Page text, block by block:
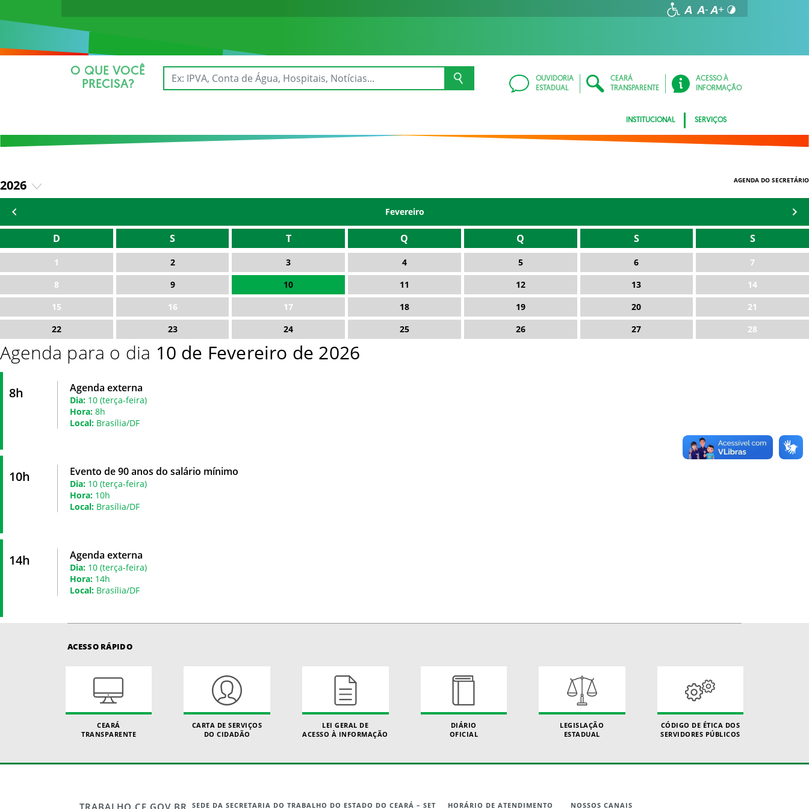
O QUE VOCÊ
PRECISA?
OUVIDORIA
ESTADUAL
CEARÁ
TRANSPARENTE
ACESSO À
INFORMAÇÃO
INSTITUCIONAL SERVIÇOS
2026
2025
AGENDA DO SECRETÁRIO
Fevereiro
D S T Q Q S S
1 2 3 4 5 6
7
8
9 10 11 12 13
14
15
16 17 18 19 20
21
22
23 24 25 26 27 28
Agenda para o dia 10 de Fevereiro de 2026
8h Agenda externa
Dia: 10 (terça-feira)
Hora: 8h
Local: Brasília/DF
10h Evento de 90 anos do salário mínimo
Dia: 10 (terça-feira)
Hora: 10h
Local: Brasília/DF
14h Agenda externa
Dia: 10 (terça-feira)
Hora: 14h
Local: Brasília/DF
ACESSO RÁPIDO
CEARÁ
TRANSPARENTE
CARTA DE SERVIÇOS
DO CIDADÃO
LEI GERAL DE
ACESSO À INFORMAÇÃO
DIÁRIO
OFICIAL
LEGISLAÇÃO
ESTADUAL
CÓDIGO DE ÉTICA DOS
SERVIDORES PÚBLICOS
SEDE DA SECRETARIA DO TRABALHO DO ESTADO DO CEARÁ – SET HORÁRIO DE ATENDIMENTO NOSSOS CANAIS